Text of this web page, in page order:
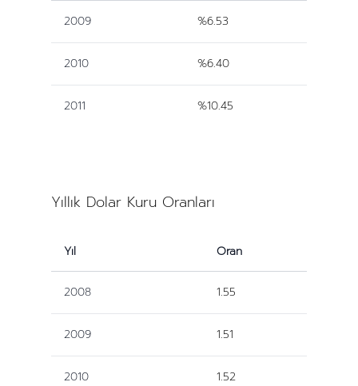
2009 %6.53
2010 %6.40
2011 %10.45
Yıllık Dolar Kuru Oranları
Yıl Oran
2008 1.55
2009 1.51
2010 1.52